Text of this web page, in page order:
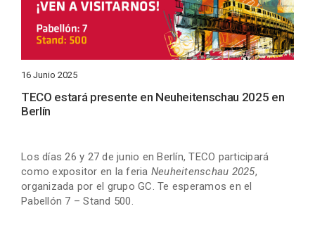
16 Junio 2025
TECO estará presente en Neuheitenschau 2025 en
Berlín
Los días 26 y 27 de junio en Berlín, TECO participará
como expositor en la feria Neuheitenschau 2025,
organizada por el grupo GC. Te esperamos en el
Pabellón 7 – Stand 500.